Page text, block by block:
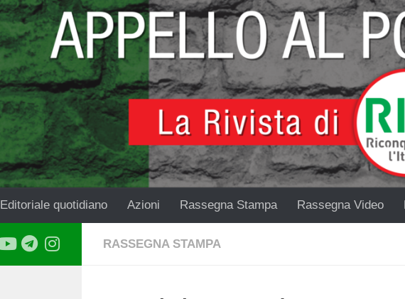
Editoriale quotidiano Azioni Rassegna Stampa Rassegna Video
RASSEGNA STAMPA